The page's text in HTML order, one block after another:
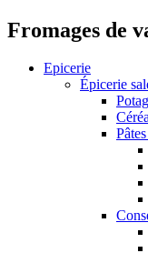
Fromages de
Epicerie
Épicerie